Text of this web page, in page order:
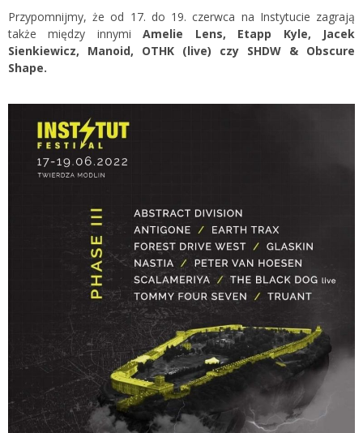
Przypomnijmy, że od 17. do 19. czerwca na Instytucie zagrają
także między innymiAmelie Lens, Etapp Kyle, Jacek
Sienkiewicz, Manoid, OTHK (live) czy SHDW & Obscure
Shape.